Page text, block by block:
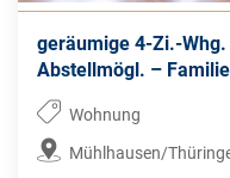
geräumige 4-Zi.-
Abstellmögl. –
Wohnung
Mühlhausen/